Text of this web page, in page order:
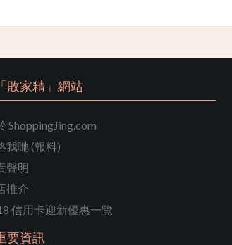
敗家精」網站
ShoppingJing.com
我哋 (報料)
聲明
推介
信用卡迎新優惠一覽
要資訊